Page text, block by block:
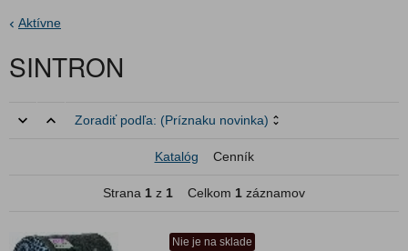
Aktívne
SINTRON
Zoradiť podľa: (Príznaku novinka)
Katalóg Cenník
Strana 1 z 1 Celkom 1 záznamov
Nie je na sklade